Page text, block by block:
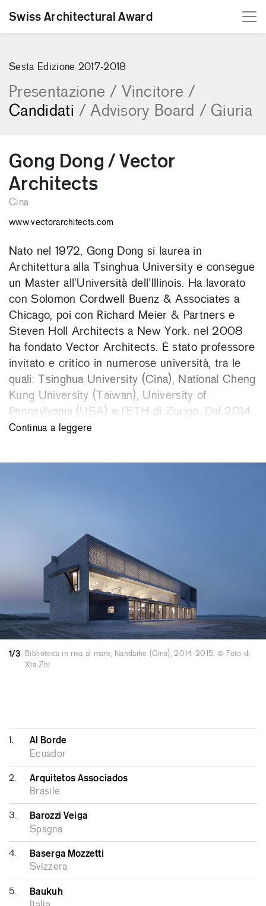
Swiss Architectural Award
Sesta Edizione 2017-2018
Presentazione / Vincitore /
Candidati / Advisory Board / Giuria
Gong Dong / Vector
Architects
Cina
www.vectorarchitects.com
Continua a leggere
Nato nel 1972, Gong Dong si laurea in
Architettura alla Tsinghua University e consegue
un Master all’Università dell’Illinois. Ha lavorato
con Solomon Cordwell Buenz & Associates a
Chicago, poi con Richard Meier & Partners e
Steven Holl Architects a New York. nel 2008
ha fondato Vector Architects. È stato professore
invitato e critico in numerose università, tra le
quali: Tsinghua University (Cina), National Cheng
Kung University (Taiwan), University of
Pennsylvania (USA) e l’ETH di Zurigo. Dal 2014
insegna progettazione alla Scuola di Architettura
1/3
Biblioteca in riva al mare, Nandaihe (Cina), 2014-2015. © Foto di
Xia Zhi
1. Al Borde
Ecuador
2. Arquitetos Associados
Brasile
3. Barozzi Veiga
Spagna
4. Baserga Mozzetti
Svizzera
5. Baukuh